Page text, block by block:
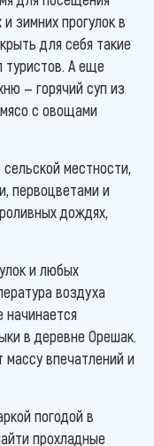
зимних прогулок в
для себя такие
туристов. А еще
— горячий суп из
с овощами
местности,
первоцветами и
дождях,
и любых
воздуха
начинается
в деревне Орешак.
впечатлений и
погодой в
прохладные